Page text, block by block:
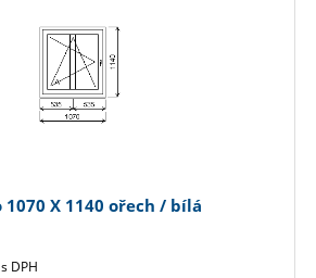
X 1140 ořech / bílá
s DPH